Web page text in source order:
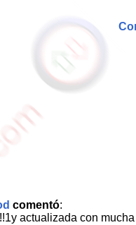
comentó:
actualizada con